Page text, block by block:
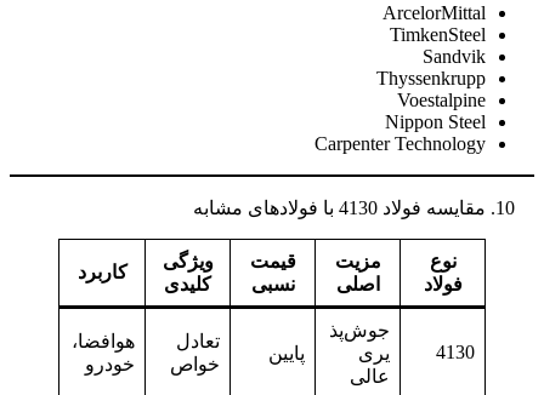
ArcelorMittal
TimkenSteel
Sandvik
Thyssenkrupp
Voestalpine
Nippon Steel
Carpenter Technology
مقایسه فولاد 4130 با فولادهای مشابه
نوع
فولاد
مزیت
اصلی
قیمت
نسبی
ویژگی
کلیدی
کاربرد
4130
جوش‌پذ
یری
عالی
پایین
تعادل
خواص
هوافضا،
خودرو